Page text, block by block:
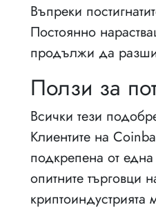
Въпреки
Постоянно
продължи да
Ползи за
Всички тези
Клиентите на
подкрепена от
опитните търговци
криптоиндустрията